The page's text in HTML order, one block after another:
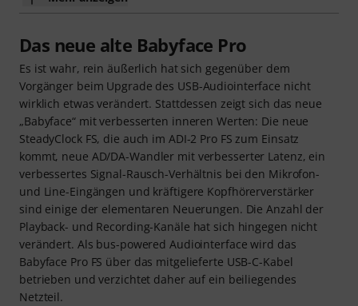
Das neue alte Babyface Pro
Es ist wahr, rein äußerlich hat sich gegenüber dem
Vorgänger beim Upgrade des USB-Audiointerface nicht
wirklich etwas verändert. Stattdessen zeigt sich das neue
„Babyface“ mit verbesserten inneren Werten: Die neue
SteadyClock FS, die auch im ADI-2 Pro FS zum Einsatz
kommt, neue AD/DA-Wandler mit verbesserter Latenz, ein
verbessertes Signal-Rausch-Verhältnis bei den Mikrofon-
und Line-Eingängen und kräftigere Kopfhörerverstärker
sind einige der elementaren Neuerungen. Die Anzahl der
Playback- und Recording-Kanäle hat sich hingegen nicht
verändert. Als bus-powered Audiointerface wird das
Babyface Pro FS über das mitgelieferte USB-C-Kabel
betrieben und verzichtet daher auf ein beiliegendes
Netzteil.